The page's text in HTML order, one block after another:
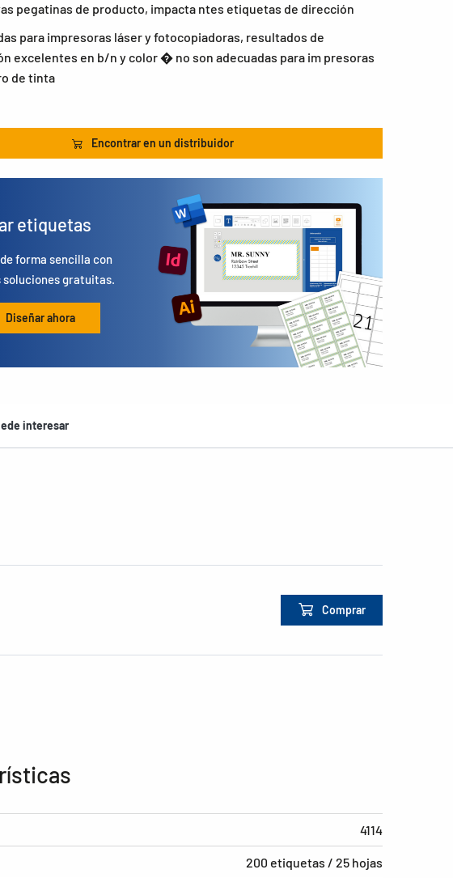
pegatinas de producto, impacta ntes etiquetas de dirección
para impresoras láser y fotocopiadoras, resultados de
excelentes en b/n y color � no son adecuadas para im presoras
de tinta
Encontrar en un distribuidor
etiquetas
forma sencilla con
soluciones gratuitas.
Diseñar ahora
interesar
Comprar
4114
200 etiquetas / 25 hojas